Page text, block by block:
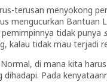
terusan menyokong
mengucurkan
tidak punya
kalau tidak mau terjadi
di mana kita
Pada